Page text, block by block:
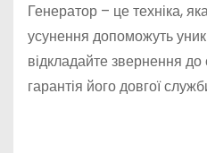
Генератор – це техніка,
усунення допоможуть
відкладайте звернення до
гарантія його довгої